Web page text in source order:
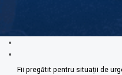
Fii pregătit pentru situații de